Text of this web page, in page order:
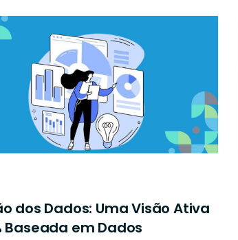
Mais agilidade, segurança e
dos Dados: Uma Visão Ativa
Baseada em Dados